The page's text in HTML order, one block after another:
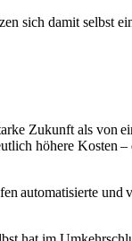
sich damit selbst
Zukunft als von
höhere Kosten –
automatisierte und